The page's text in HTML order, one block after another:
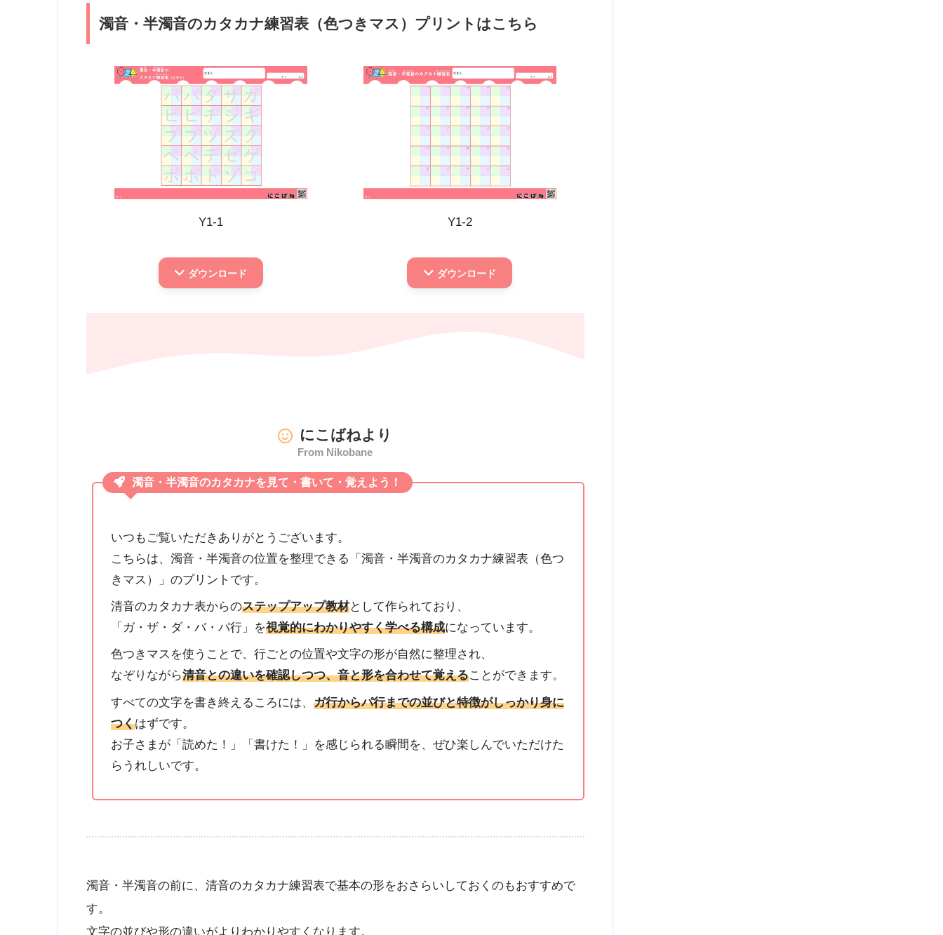
濁音・半濁音のカタカナ練習表（色つきマス）プリントはこちら
Y1-1
ダウンロード
Y1-2
ダウンロード
にこばねより
From Nikobane
濁音・半濁音のカタカナを見て・書いて・覚えよう！
いつもご覧いただきありがとうございます。
こちらは、濁音・半濁音の位置を整理できる「濁音・半濁音のカタカナ練習表（色つ
きマス）」のプリントです。
清音のカタカナ表からのステップアップ教材として作られており、
「ガ・ザ・ダ・バ・パ行」を視覚的にわかりやすく学べる構成になっています。
色つきマスを使うことで、行ごとの位置や文字の形が自然に整理され、
なぞりながら清音との違いを確認しつつ、音と形を合わせて覚えることができます。
すべての文字を書き終えるころには、 ガ行からパ行までの並びと特徴がしっかり身に
つくはずです。
お子さまが「読めた！」「書けた！」を感じられる瞬間を、ぜひ楽しんでいただけた
らうれしいです。
濁音・半濁音の前に、清音のカタカナ練習表で基本の形をおさらいしておくのもおすすめで
す。
文字の並びや形の違いがよりわかりやすくなります。